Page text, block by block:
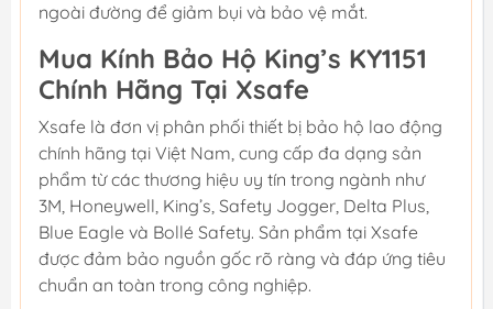
ngoài đường để giảm bụi và bảo vệ mắt.
Mua Kính Bảo Hộ King’s KY1151
Chính Hãng Tại Xsafe
Xsafe là đơn vị phân phối thiết bị bảo hộ lao động
chính hãng tại Việt Nam, cung cấp đa dạng sản
phẩm từ các thương hiệu uy tín trong ngành như
3M, Honeywell, King’s, Safety Jogger, Delta Plus,
Blue Eagle và Bollé Safety. Sản phẩm tại Xsafe
được đảm bảo nguồn gốc rõ ràng và đáp ứng tiêu
chuẩn an toàn trong công nghiệp.